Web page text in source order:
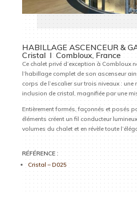
HABILLAGE ASCENCEUR &
Cristal I Combloux, France
Ce chalet privé d’exception à Combloux
l’habillage complet de son ascenseur
corps de l’escalier sur trois niveaux : une
inclusion de cristal, magnifiée par une
Entièrement formés, façonnés et posés
éléments créent un fil conducteur
volumes du chalet et en révèle toute
RÉFÉRENCE :
Cristal – D025